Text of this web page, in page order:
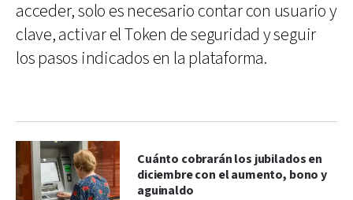
acceder, solo es necesario contar con usuario y
clave, activar el Token de seguridad y seguir
los pasos indicados en la plataforma.
Cuánto cobrarán los jubilados en
diciembre con el aumento, bono y
aguinaldo